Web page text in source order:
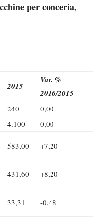
per conceria,
2015
Var. %
2016/2015
240 0,00
4.100 0,00
583,00 +7,20
431,60 +8,20
33,31 -0,48